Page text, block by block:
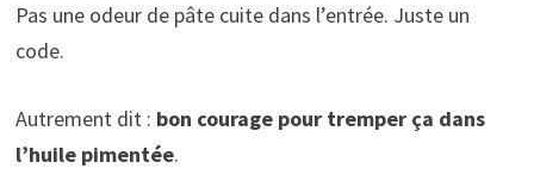
Pas une odeur de pâte cuite dans l’entrée. Juste un
code.
Autrement dit : bon courage pour tremper ça dans
l’huile pimentée.